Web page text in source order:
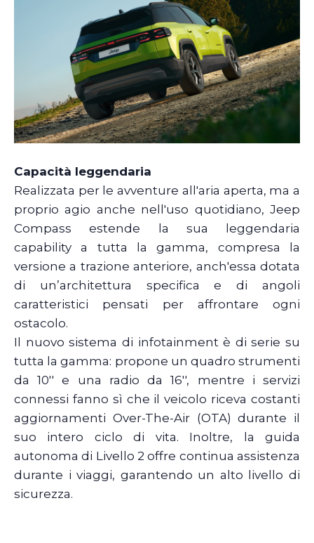
Capacità leggendaria
Realizzata per le avventure all'aria aperta, ma a
proprio agio anche nell'uso quotidiano, Jeep
Compass estende la sua leggendaria
capability a tutta la gamma, compresa la
versione a trazione anteriore, anch'essa dotata
di un’architettura specifica e di angoli
caratteristici pensati per affrontare ogni
ostacolo.
Il nuovo sistema di infotainment è di serie su
tutta la gamma: propone un quadro strumenti
da 10'' e una radio da 16'', mentre i servizi
connessi fanno sì che il veicolo riceva costanti
aggiornamenti Over-The-Air (OTA) durante il
suo intero ciclo di vita. Inoltre, la guida
autonoma di Livello 2 offre continua assistenza
durante i viaggi, garantendo un alto livello di
sicurezza.